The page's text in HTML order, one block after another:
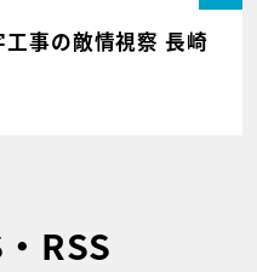
事の敵情視察 長崎
RSS